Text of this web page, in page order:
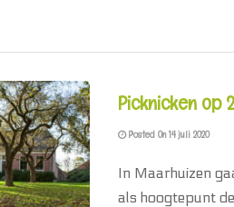
Picknicken op
Posted On 14 juli 2020
In Maarhuizen
als hoogtepunt